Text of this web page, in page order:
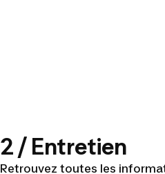
2 / Entretien
Retrouvez toutes les